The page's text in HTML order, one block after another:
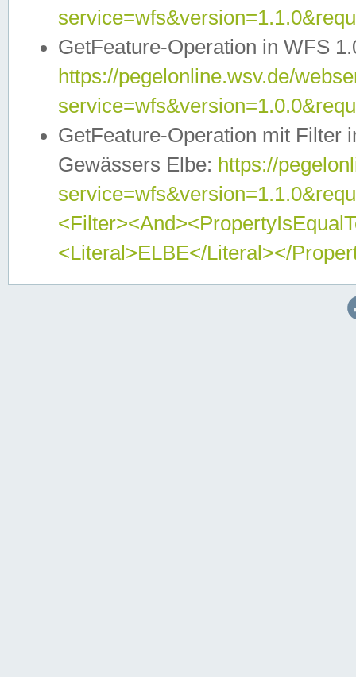
GetFeature-Operation in WFS
https://pegelonline.wsv.de/
GetFeature-Operation mit Filter
Gewässers Elbe: https://
<Literal>ELBE</Literal></